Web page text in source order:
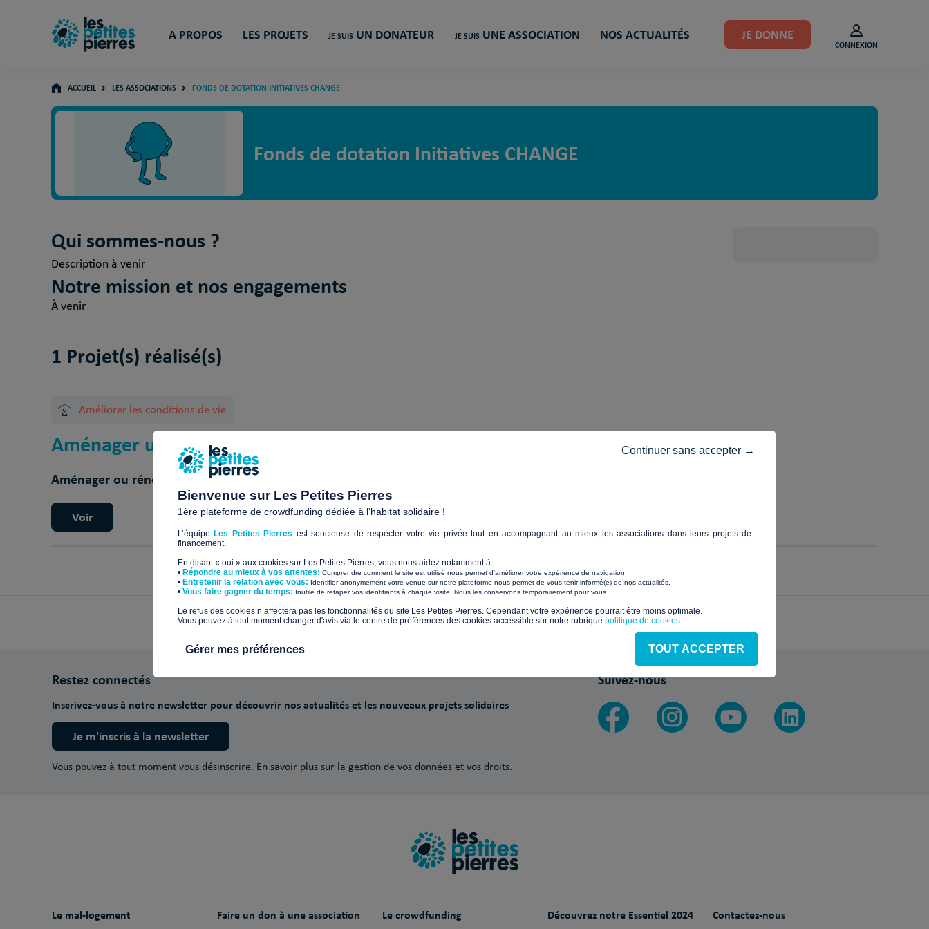
A PROPOS LES PROJETS JE SUIS UN DONATEUR JE SUIS UNE ASSOCIATION NOS ACTUALITÉS JE DONNE
CONNEXION
ACCUEIL LES ASSOCIATIONS FONDS DE DOTATION INITIATIVES CHANGE
Fonds de dotation Initiatives CHANGE
Qui sommes-nous ?
Description à venir
Notre mission et nos engagements
À venir
1 Projet(s) réalisé(s)
Améliorer les conditions de vie
Aménager un patio pour Handiconsult à Annecy (Haute-Savoie)
Aménager ou rénover un logement inadapté ou indigne
Voir
Paiements sécurisés avec
Restez connectés
Inscrivez-vous à notre newsletter pour découvrir nos actualités et les nouveaux projets solidaires
Je m'inscris à la newsletter
Vous pouvez à tout moment vous désinscrire. En savoir plus sur la gestion de vos données et vos droits.
Suivez-nous
Le mal-logement Faire un don à une association Le crowdfunding Découvrez notre Essentiel 2024 Contactez-nous
Bienvenue sur Les Petites Pierres
1ère plateforme de crowdfunding dédiée à l’habitat solidaire !
L’équipe Les Petites Pierres est soucieuse de respecter votre vie privée tout en accompagnant au mieux les associations dans leurs projets de
financement.
En disant « oui » aux cookies sur Les Petites Pierres, vous nous aidez notamment à :
• Répondre au mieux à vos attentes: Comprendre comment le site est utilisé nous permet d'améliorer votre expérience de navigation.
• Entretenir la relation avec vous: Identifier anonymement votre venue sur notre plateforme nous permet de vous tenir informé(e) de nos actualités.
​• Vous faire gagner du temps: Inutile de retaper vos identifiants à chaque visite. Nous les conservons temporairement pour vous.
​Le refus des cookies n’affectera pas les fonctionnalités du site Les Petites Pierres. Cependant votre expérience pourrait être moins optimale.​
Vous pouvez à tout moment changer d'avis via le centre de préférences des cookies accessible sur notre rubrique politique de cookies.
Continuer sans accepter →
TOUT ACCEPTER
Gérer mes préférences